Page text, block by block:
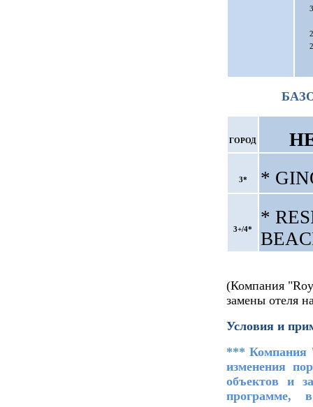
ГОРОД
3* *
3+/4*
*
(Компания "
замены отеля
Условия и
*** Компания
изменения
объектов и
программе,